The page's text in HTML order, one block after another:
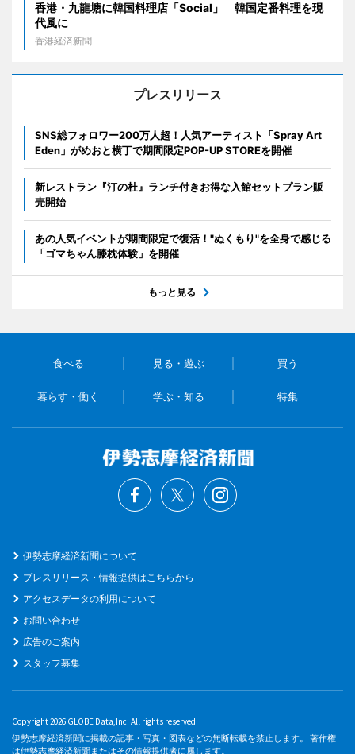
香港・九龍塘に韓国料理店「Social」 韓国定番料理を現
代風に
香港経済新聞
プレスリリース
SNS総フォロワー200万人超！人気アーティスト「Spray Art
Eden」がめおと横丁で期間限定POP-UP STOREを開催
新レストラン『汀の杜』ランチ付きお得な入館セットプラン販
売開始
あの人気イベントが期間限定で復活！"ぬくもり"を全身で感じる
「ゴマちゃん膝枕体験」を開催
もっと見る
食べる 見る・遊ぶ 買う
暮らす・働く 学ぶ・知る 特集
伊勢志摩経済新聞について
プレスリリース・情報提供はこちらから
アクセスデータの利用について
お問い合わせ
広告のご案内
スタッフ募集
Copyright 2026 GLOBE Data,Inc. All rights reserved.
伊勢志摩経済新聞に掲載の記事・写真・図表などの無断転載を禁止します。 著作権
は伊勢志摩経済新聞またはその情報提供者に属します。